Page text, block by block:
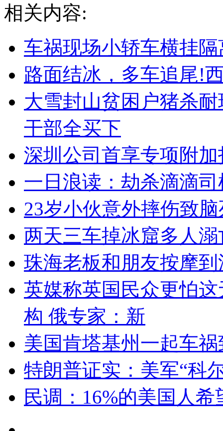
相关内容:
车祸现场小轿车横挂
路面结冰，多车追尾!
大雪封山贫困户猪杀
干部全买下
深圳公司首享专项附
一日浪读：劫杀滴滴
23岁小伙意外摔伤致
两天三车掉冰窟多人
珠海老板和朋友按摩
英媒称英国民众更怕
构 俄专家：新
美国肯塔基州一起车
特朗普证实：美军“科
民调：16%的美国人